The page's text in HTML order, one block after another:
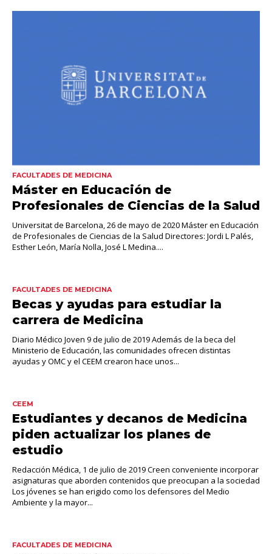
FACULTADES DE MEDICINA
Máster en Educación de
Profesionales de Ciencias de la Salud
Universitat de Barcelona, 26 de mayo de 2020 Máster en Educación
de Profesionales de Ciencias de la Salud Directores: Jordi L Palés,
Esther León, María Nolla, José L Medina....
FACULTADES DE MEDICINA
Becas y ayudas para estudiar la
carrera de Medicina
Diario Médico Joven 9 de julio de 2019 Además de la beca del
Ministerio de Educación, las comunidades ofrecen distintas
ayudas y OMC y el CEEM crearon hace unos...
CEEM
Estudiantes y decanos de Medicina
piden actualizar los planes de
estudio
Redacción Médica, 1 de julio de 2019 Creen conveniente incorporar
asignaturas que aborden contenidos que preocupan a la sociedad
Los jóvenes se han erigido como los defensores del Medio
Ambiente y la mayor...
FACULTADES DE MEDICINA